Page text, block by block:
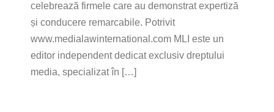
celebrează firmele care au demonstrat expertiză
și conducere remarcabile. Potrivit
www.medialawinternational.com MLI este un
editor independent dedicat exclusiv dreptului
media, specializat în […]